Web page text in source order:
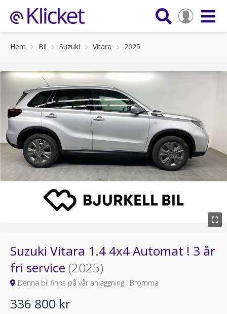
Hem Bil Suzuki Vitara 2025
Suzuki Vitara 1.4 4x4 Automat ! 3 år
fri service (2025)
Denna bil finns på vår anläggning i Bromma
336 800 kr